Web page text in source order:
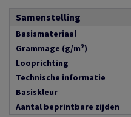
Samenstelling
Basismateriaal
Grammage (g/m²)
Looprichting
Technische informatie
Basiskleur
Aantal beprintbare zijden